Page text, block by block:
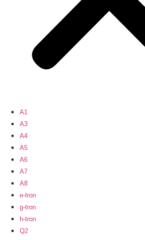
A1
A3
A4
A5
A6
A7
A8
e-tron
g-tron
h-tron
Q2